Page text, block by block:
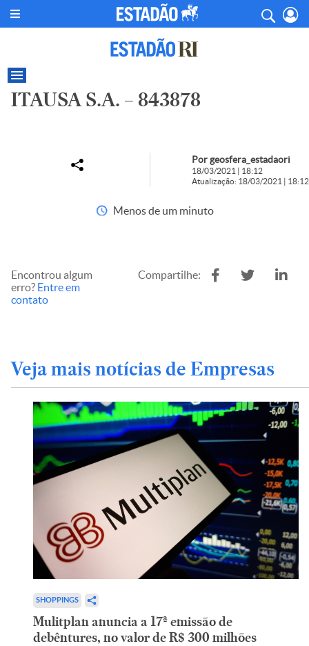
ITAUSA S.A. – 843878
Por geosfera_estadaori
18/03/2021 | 18:12
Atualização: 18/03/2021 | 18:12
Menos de um minuto
Encontrou algum
erro? Entre em
contato
Compartilhe:
Veja mais notícias de Empresas
SHOPPINGS
Mulitplan anuncia a 17ª emissão de
debêntures, no valor de R$ 300 milhões